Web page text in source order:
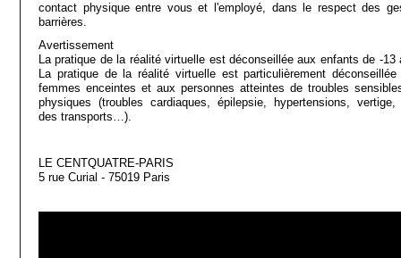
contact physique entre vous et l'employé, dans le respect des
barrières.
Avertissement
La pratique de la réalité virtuelle est déconseillée aux enfants de -13
La pratique de la réalité virtuelle est particulièrement déconseillée
femmes enceintes et aux personnes atteintes de troubles
physiques (troubles cardiaques, épilepsie, hypertensions, vertige,
des transports…).
LE CENTQUATRE-PARIS
5 rue Curial - 75019 Paris